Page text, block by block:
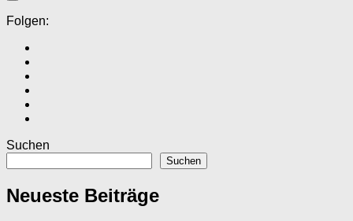
Folgen:
Suchen
Suchen
Neueste Beiträge